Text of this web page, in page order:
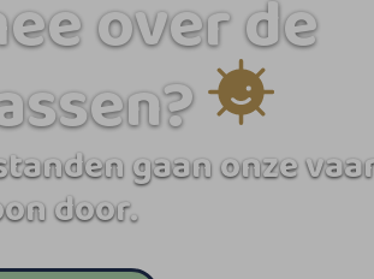
over de
gaan onze
door.